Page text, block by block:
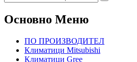
Основно Меню
ПО ПРОИЗВОДИТЕЛ
Климатици Mitsubishi
Климатици Gree